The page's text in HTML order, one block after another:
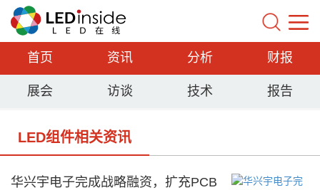
首页 资讯 分析 财报
展会 访谈 技术 报告
LED组件相关资讯
华兴宇电子完成战略融资，扩充PCB